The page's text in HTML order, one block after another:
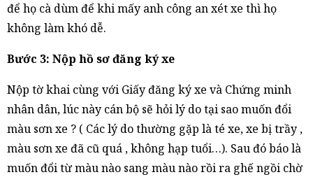
để họ cà dùm để khi mấy anh công an xét xe thì họ
không làm khó dễ.
Bước 3: Nộp hồ sơ đăng ký xe
Nộp tờ khai cùng với Giấy đăng ký xe và Chứng minh
nhân dân, lúc này cán bộ sẽ hỏi lý do tại sao muốn đổi
màu sơn xe ? ( Các lý do thường gặp là té xe, xe bị trầy ,
màu sơn xe đã cũ quá , không hạp tuổi…). Sau đó báo là
muốn đổi từ màu nào sang màu nào rồi ra ghế ngồi chờ